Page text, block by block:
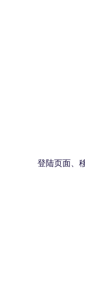
登陆页面、